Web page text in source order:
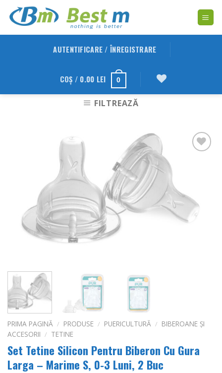
AUTENTIFICARE / ÎNREGISTRARE
COȘ / 0.00 LEI 0
FILTREAZĂ
PRIMA PAGINĂ / PRODUSE / PUERICULTURĂ / BIBEROANE ȘI
ACCESORII / TETINE
Set Tetine Silicon Pentru Biberon Cu Gura
Larga – Marime S, 0-3 Luni, 2 Buc